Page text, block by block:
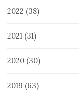
2022 (38)
2021 (31)
2020 (30)
2019 (63)